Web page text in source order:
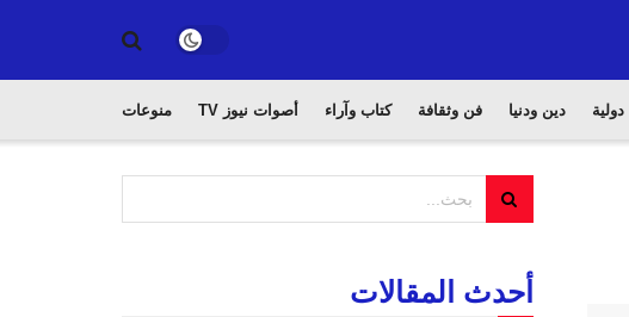
دولية دين ودنيا فن وثقافة كتاب وآراء أصوات نيوز TV منوعات
أحدث المقالات